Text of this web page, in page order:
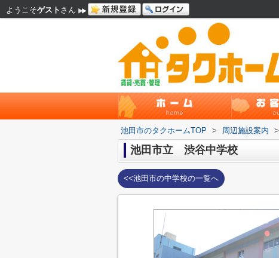
ようこそゲスト さん
池田市のタクホームTOP > 周辺施設案内 >
池田市立 渋谷中学校
<<池田市の中学校の一覧へ